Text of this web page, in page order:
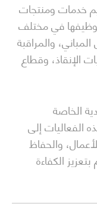
خدمات ومنتجات
في مختلف
والمراقبة
الإنقاذ، وقطاع
الخاصة
الفعاليات إلى
والحفاظ
الكفاءة